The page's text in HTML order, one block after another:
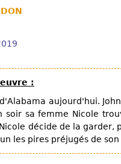
:
aujourd'hui.
soir sa femme Nicole
décide de la garder,
les pires préjugés de son